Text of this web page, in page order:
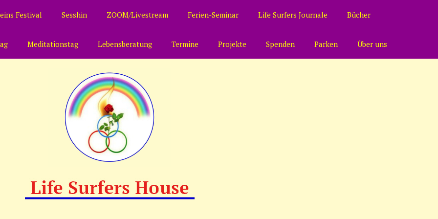
Festival Sesshin ZOOM/Livestream Ferien-Seminar Life Surfers Journale Bücher
Meditationstag Lebensberatung Termine Projekte Spenden Parken Über uns